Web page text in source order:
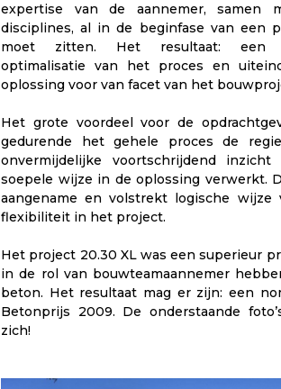
expertise van de aannemer, samen
disciplines, al in de beginfase van een
moet zitten. Het resultaat: een
optimalisatie van het proces en
oplossing voor van facet van het
Het grote voordeel voor de
gedurende het gehele proces de
onvermijdelijke voortschrijdend
soepele wijze in de oplossing verwerkt.
aangename en volstrekt logische wijze
flexibiliteit in het project.
Het project 20.30 XL was een superieur
in de rol van bouwteamaannemer
beton. Het resultaat mag er zijn: een
Betonprijs 2009. De onderstaande
zich!